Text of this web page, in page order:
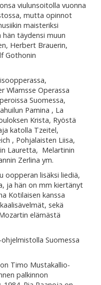
viulunsoitolla vuonna
mutta opinnot
maisteriksi
täydensi muun
Herbert Brauerin,
Gothonin
Wlamsse Operassa
Suomessa,
Pamina , La
Krista, Ryöstä
katolla Tzeitel,
, Pohjalaisten Liisa,
Lauretta, Melartinin
Zerlina ym.
oopperan lisäksi liediä,
ja hän on mm kiertänyt
Kotilaisen kanssa
sekä
elämästä
Suomessa
Timo Mustakallio-
palkinnon